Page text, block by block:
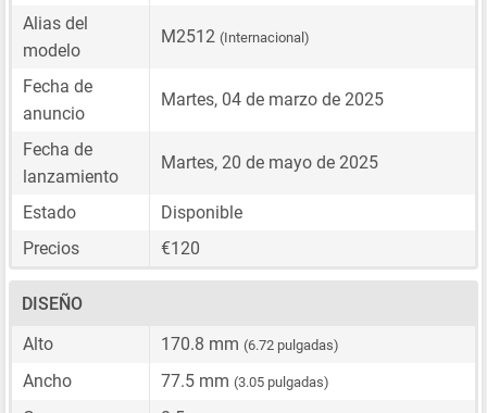
Alias del
modelo
M2512 (Internacional)
Fecha de
anuncio
Martes, 04 de marzo de 2025
Fecha de
lanzamiento
Martes, 20 de mayo de 2025
Estado
Disponible
Precios
€120
DISEÑO
Alto
170.8 mm (6.72 pulgadas)
Ancho 77.5 mm (3.05 pulgadas)